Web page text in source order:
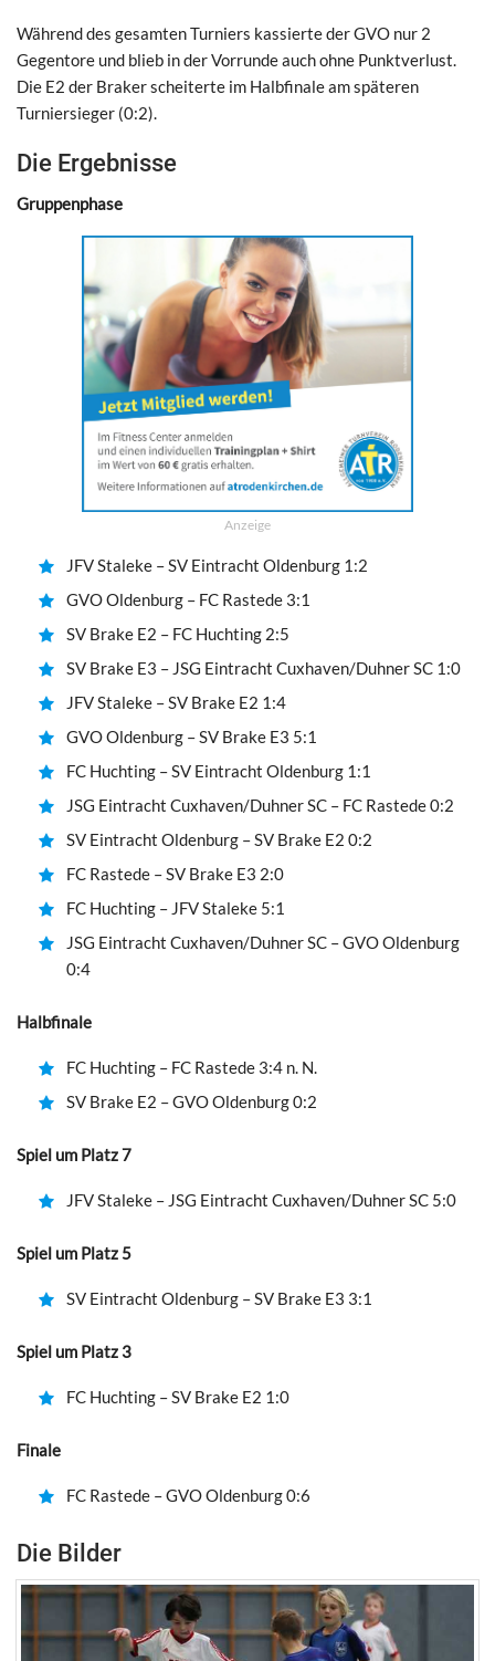
Während des gesamten Turniers kassierte der GVO nur 2
Gegentore und blieb in der Vorrunde auch ohne Punktverlust.
Die E2 der Braker scheiterte im Halbfinale am späteren
Turniersieger (0:2).
Die Ergebnisse
Gruppenphase
Anzeige
JFV Staleke – SV Eintracht Oldenburg 1:2
GVO Oldenburg – FC Rastede 3:1
SV Brake E2 – FC Huchting 2:5
SV Brake E3 – JSG Eintracht Cuxhaven/Duhner SC 1:0
JFV Staleke – SV Brake E2 1:4
GVO Oldenburg – SV Brake E3 5:1
FC Huchting – SV Eintracht Oldenburg 1:1
JSG Eintracht Cuxhaven/Duhner SC – FC Rastede 0:2
SV Eintracht Oldenburg – SV Brake E2 0:2
FC Rastede – SV Brake E3 2:0
FC Huchting – JFV Staleke 5:1
JSG Eintracht Cuxhaven/Duhner SC – GVO Oldenburg
0:4
Halbfinale
FC Huchting – FC Rastede 3:4 n. N.
SV Brake E2 – GVO Oldenburg 0:2
Spiel um Platz 7
JFV Staleke – JSG Eintracht Cuxhaven/Duhner SC 5:0
Spiel um Platz 5
SV Eintracht Oldenburg – SV Brake E3 3:1
Spiel um Platz 3
FC Huchting – SV Brake E2 1:0
Finale
FC Rastede – GVO Oldenburg 0:6
Die Bilder